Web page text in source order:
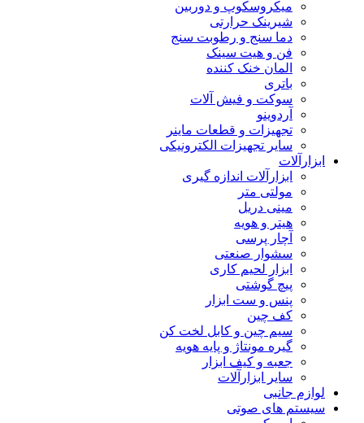
میکروسکوپ و دوربین
شیرینک حرارتی
دما سنج و رطوبت سنج
فن و هیت سینک
المان خنک کننده
باتری
سوکت و فیش آلات
آردوینو
تجهیزات و قطعات ماینر
سایر تجهیزات الکترونیکی
ابزارآلات
ابزارآلات اندازه گیری
مولتی متر
مینی دریل
هیتر و هویه
آچار پرسی
سشوار صنعتی
ابزار لحیم کاری
پیچ گوشتی
پنس و ست ابزار
کف چین
سیم چین و کابل لخت کن
گیره مونتاژ و پایه هویه
جعبه و کیف ابزار
سایر ابزارآلات
لوازم جانبی
سیستم های صوتی